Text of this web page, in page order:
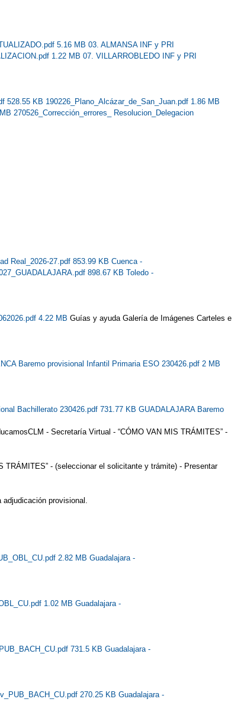
5.16 MB 03. ALMANSA INF y PRI
1.22 MB 07. VILLARROBLEDO INF y PRI
528.55 KB 190226_Plano_Alcázar_de_San_Juan.pdf 1.86 MB
270526_Corrección_errores_ Resolucion_Delegacion
Real_2026-27.pdf 853.99 KB Cuenca -
898.67 KB Toledo -
4.22 MB Guías y ayuda Galería de Imágenes Carteles e
Baremo provisional Infantil Primaria ESO 230426.pdf 2 MB
Bachillerato 230426.pdf 731.77 KB GUADALAJARA Baremo
- Secretaría Virtual - “CÓMO VAN MIS TRÁMITES” -
- (seleccionar el solicitante y trámite) - Presentar
provisional.
2.82 MB Guadalajara -
1.02 MB Guadalajara -
731.5 KB Guadalajara -
270.25 KB Guadalajara -